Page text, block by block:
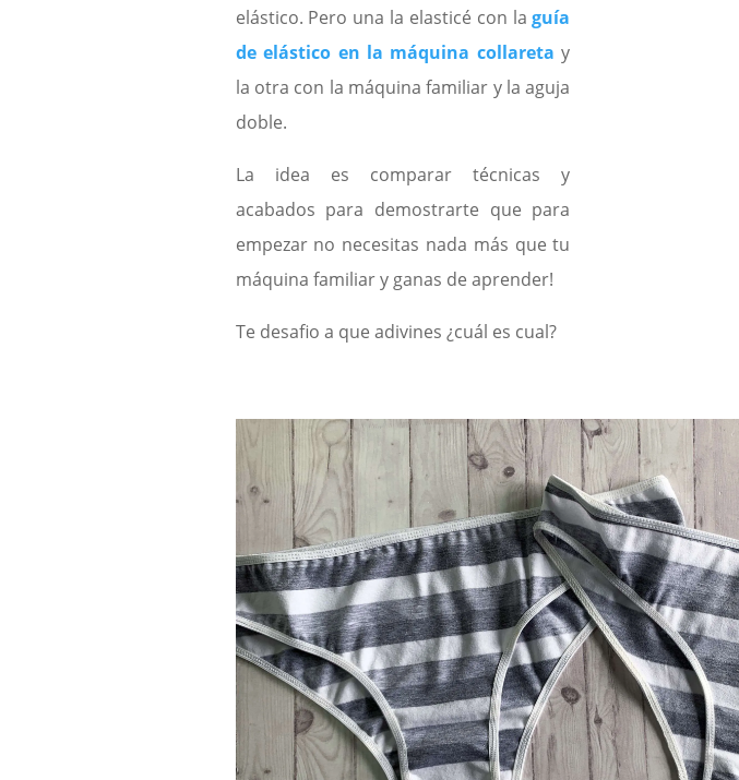
elástico. Pero una la elasticé con laguía
de elástico en la máquina collareta y
la otra con la máquina familiar y la aguja
doble.
La idea es comparar técnicas y
acabados para demostrarte que para
empezar no necesitas nada más que tu
máquina familiar y ganas de aprender!
Te desafio a que adivines ¿cuál es cual?